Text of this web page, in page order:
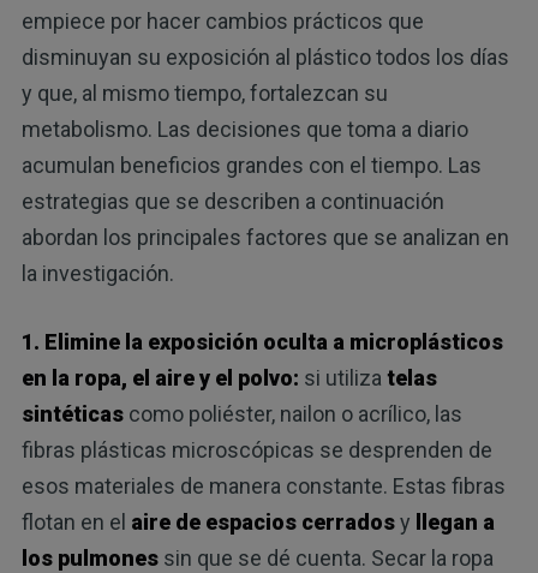
empiece por hacer cambios prácticos que
disminuyan su exposición al plástico todos los días
y que, al mismo tiempo, fortalezcan su
metabolismo. Las decisiones que toma a diario
acumulan beneficios grandes con el tiempo. Las
estrategias que se describen a continuación
abordan los principales factores que se analizan en
la investigación.
1. Elimine la exposición oculta a microplásticos
en la ropa, el aire y el polvo: si utiliza telas
sintéticascomo poliéster, nailon o acrílico, las
fibras plásticas microscópicas se desprenden de
esos materiales de manera constante. Estas fibras
flotan en el aire de espacios cerradosy
llegan a
los pulmonessin que se dé cuenta. Secar la ropa